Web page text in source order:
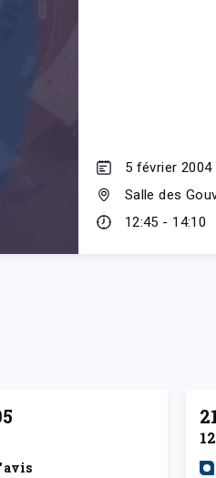
5 février 2004
Salle des
12:45 - 14:10